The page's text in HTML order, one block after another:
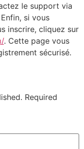
le support via
si vous
inscrire, cliquez sur
. Cette page vous
sécurisé.
Required